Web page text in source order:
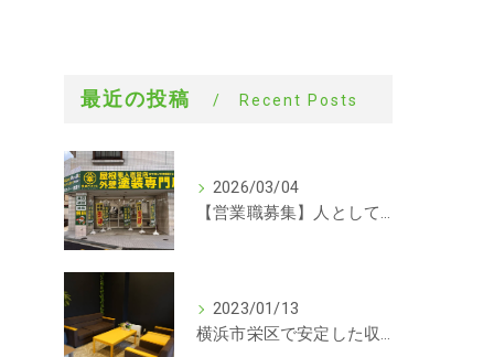
最近の投稿 Recent Posts
2026/03/04
【営業職募集】人として成長できる会社。ラックルームの営業という仕事
2023/01/13
横浜市栄区で安定した収入を探している方、求人募集しています。事務